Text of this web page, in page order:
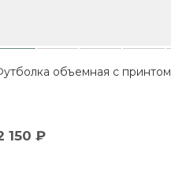
объемная с принтом
150 ₽